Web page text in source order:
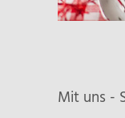
Mit uns -